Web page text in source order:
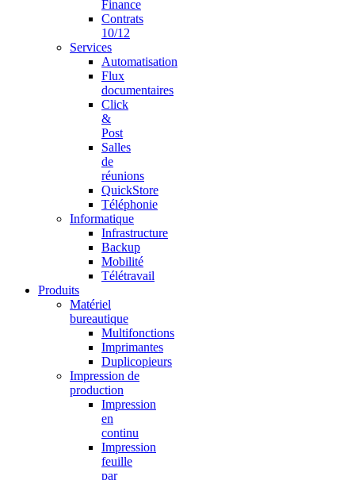
Finance
Contrats
10/12
Services
Automatisation
Flux
documentaires
Click
&
Post
Salles
de
réunions
QuickStore
Téléphonie
Informatique
Infrastructure
Backup
Mobilité
Télétravail
Produits
Matériel
bureautique
Multifonctions
Imprimantes
Duplicopieurs
Impression de
production
Impression
en
continu
Impression
feuille
par